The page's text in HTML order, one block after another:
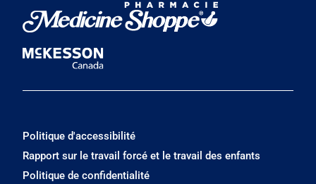
Politique d'accessibilité
Rapport sur le travail forcé et le travail des enfants
Politique de confidentialité